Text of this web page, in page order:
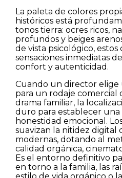
La paleta de colores
históricos está
tonos tierra: ocres ricos,
profundos y beiges
de vista psicológico,
sensaciones inmediatas
confort y autenticidad.
Cuando un director elige
para un rodaje comercial
drama familiar, la
duro para establecer una
honestidad emocional.
suavizan la nitidez digital
modernas, dotando al
calidad orgánica,
Es el entorno definitivo
en torno a la familia, las